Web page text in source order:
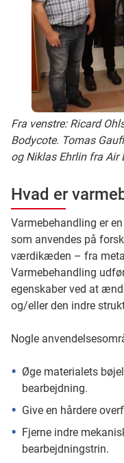
Fra venstre: Ricard
Bodycote. Tomas
og Niklas Ehrlin fra Air
Hvad er
Varmebehandling er
som anvendes på
værdikæden – fra
Varmebehandling
egenskaber ved at
og/eller den indre
Nogle
Øge materialets
bearbejdning.
Give en hårdere
Fjerne indre
bearbejdningstrin.